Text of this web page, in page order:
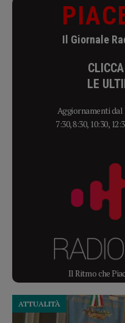
Il Giornale
LE
Aggiornamenti
7:30, 8:30, 10:30,
Il Ritmo che
ATTUALITÀ